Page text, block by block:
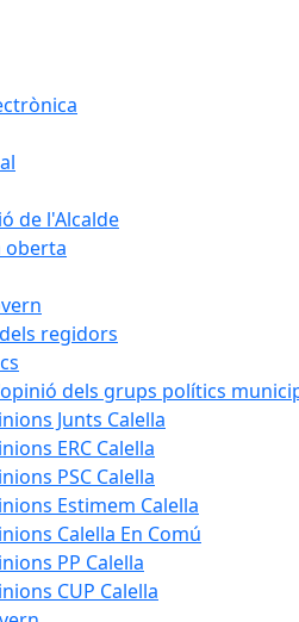
de l'Alcalde
oberta
regidors
dels grups polítics
Junts Calella
ERC Calella
PSC Calella
Estimem Calella
Calella En Comú
PP Calella
CUP Calella